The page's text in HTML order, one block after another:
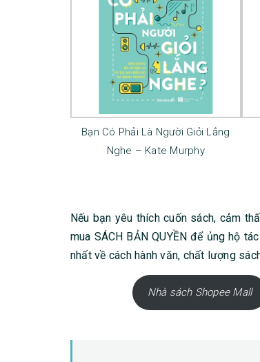
Bạn Có Phải Là Người Giỏi Lắng
Nghe – Kate Murphy
Nếu bạn yêu thích cuốn sách, cảm
mua SÁCH BẢN QUYỀN để ủng hộ
nhất về cách hành văn, chất lượng
Nhà sách Shopee Mall